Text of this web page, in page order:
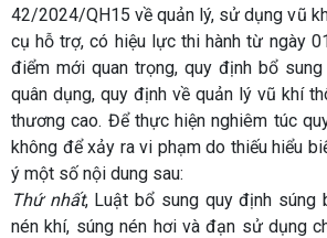
42/2024/QH15 về quản lý, sử dụng vũ
cụ hỗ trợ, có hiệu lực thi hành từ ngày
điểm mới quan trọng, quy định bổ
quân dụng, quy định về quản lý vũ khí
thương cao. Để thực hiện nghiêm túc
không để xảy ra vi phạm do thiếu hiểu
ý một số nội dung sau:
Thứ nhất, Luật bổ sung quy định súng
nén khí, súng nén hơi và đạn sử dụng